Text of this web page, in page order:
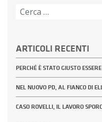
Ricerca
ARTICOLI RECENTI
PERCHÉ È STATO GIUSTO
NEL NUOVO PD, AL FIANCO DI
CASO ROVELLI, IL LAVORO